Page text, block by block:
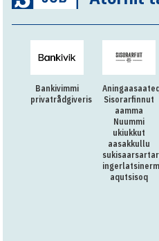
Bankivimmi
privatrådgiverissarsiorpugut
Sisorarfinnut
aamma
Nuummi
ukiukkut
aasakkullu
aqutsisoq